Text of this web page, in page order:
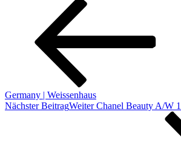
Germany | Weissenhaus
Nächster BeitragWeiter Chanel Beauty A/W